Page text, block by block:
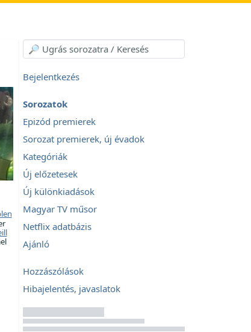
Bejelentkezés
Sorozatok
Epizód premierek
Sorozat premierek, új évadok
Kategóriák
Új előzetesek
Új különkiadások
Magyar TV műsor
Netflix adatbázis
Ajánló
Hozzászólások
Hibajelentés, javaslatok